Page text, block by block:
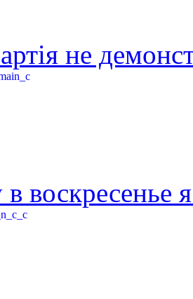
не
воскресенье